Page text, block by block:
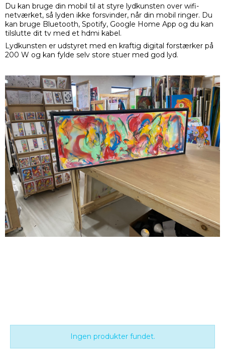
Du kan bruge din mobil til at styre lydkunsten over wifi-
netværket, så lyden ikke forsvinder, når din mobil ringer. Du
kan bruge Bluetooth, Spotify, Google Home App og du kan
tilslutte dit tv med et hdmi kabel.
Lydkunsten er udstyret med en kraftig digital forstærker på
200 W og kan fylde selv store stuer med god lyd.
Ingen produkter fundet.